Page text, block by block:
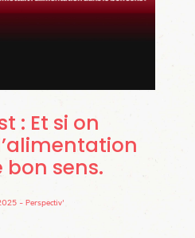
: Et si on
bon sens
Perspectiv'